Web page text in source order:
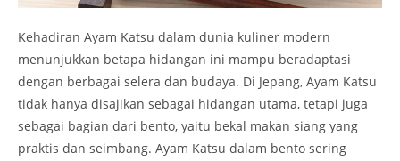
Kehadiran Ayam Katsu dalam dunia kuliner modern
menunjukkan betapa hidangan ini mampu beradaptasi
dengan berbagai selera dan budaya. Di Jepang, Ayam Katsu
tidak hanya disajikan sebagai hidangan utama, tetapi juga
sebagai bagian dari bento, yaitu bekal makan siang yang
praktis dan seimbang. Ayam Katsu dalam bento sering